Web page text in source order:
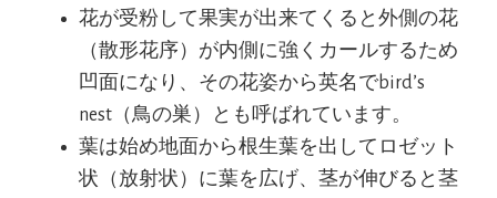
花が受粉して果実が出来てくると外側の花
（散形花序）が内側に強くカールするため
凹面になり、その花姿から英名でbird’s
nest（鳥の巣）とも呼ばれています。
葉は始め地面から根生葉を出してロゼット
状（放射状）に葉を広げ、茎が伸びると茎